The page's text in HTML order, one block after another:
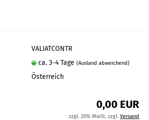
VALIATCONTR
ca. 3-4 Tage (Ausland abweichend)
Österreich
0,00 EUR
zzgl. 20% MwSt. zzgl. Versand